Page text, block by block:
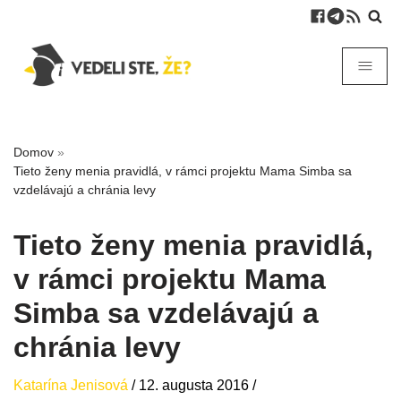
Domov »
Tieto ženy menia pravidlá, v rámci projektu Mama Simba sa
vzdelávajú a chránia levy
Tieto ženy menia pravidlá,
v rámci projektu Mama
Simba sa vzdelávajú a
chránia levy
Katarína Jenisová / 12. augusta 2016 /